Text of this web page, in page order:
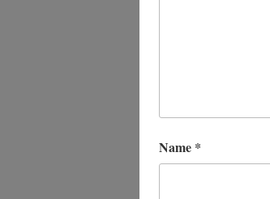
Name *